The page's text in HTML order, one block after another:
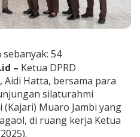
54
– Ketua DPRD
Aidi Hatta, bersama para
silaturahmi
(Kajari) Muaro Jambi yang
di ruang kerja Ketua